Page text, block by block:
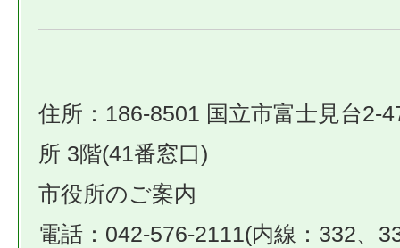
住所：186-8501 国立市富士見台2-
所 3階(41番窓口)
市役所のご案内
電話：042-576-2111(内線：332、